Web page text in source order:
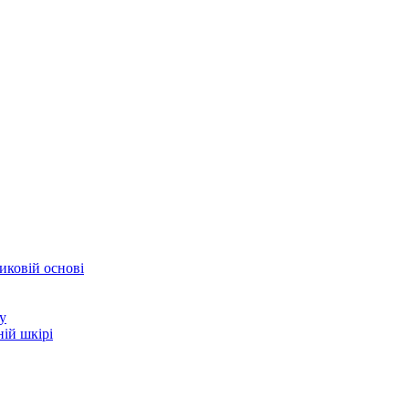
основі
шкірі